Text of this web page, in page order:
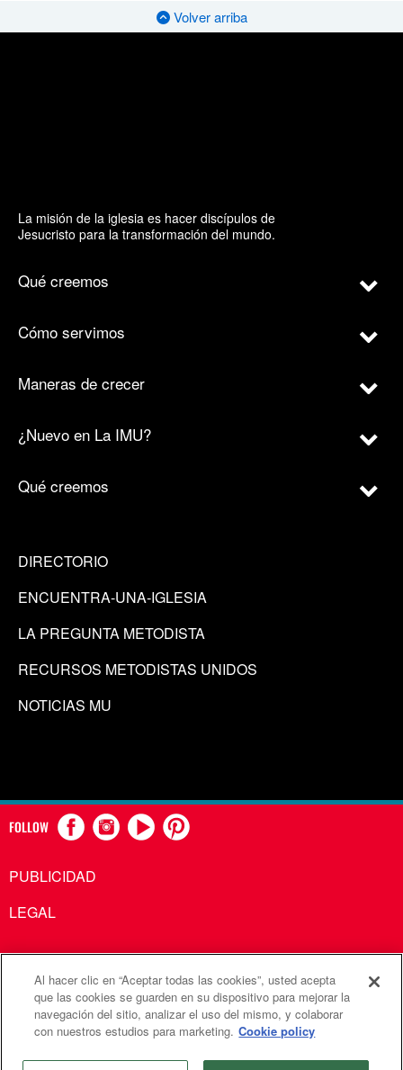
Volver arriba
La misión de la iglesia es hacer discípulos de
Jesucristo para la transformación del mundo.
Qué creemos
Cómo servimos
Maneras de crecer
¿Nuevo en La IMU?
Qué creemos
DIRECTORIO
ENCUENTRA-UNA-IGLESIA
LA PREGUNTA METODISTA
RECURSOS METODISTAS UNIDOS
NOTICIAS MU
FOLLOW
PUBLICIDAD
LEGAL
Comunicaciones Metodistas Unidas es una agencia de la
Iglesia Metodista Unida
©2026Comunicaciones Metodistas Unidas. Reservados
todos los derechos
Al hacer clic en “Aceptar todas las cookies”, usted acepta
que las cookies se guarden en su dispositivo para mejorar la
navegación del sitio, analizar el uso del mismo, y colaborar
con nuestros estudios para marketing. Cookie policy